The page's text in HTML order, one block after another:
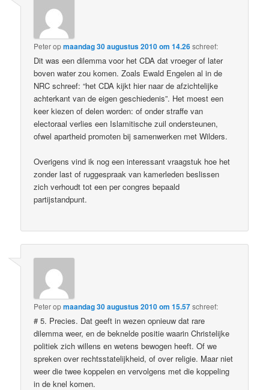
Peteropmaandag 30 augustus 2010 om 14.26schreef:
Dit was een dilemma voor het CDA dat vroeger of later
boven water zou komen. Zoals Ewald Engelen al in de
NRC schreef: “het CDA kijkt hier naar de afzichtelijke
achterkant van de eigen geschiedenis”. Het moest een
keer kiezen of delen worden: of onder straffe van
electoraal verlies een Islamitische zuil ondersteunen,
ofwel apartheid promoten bij samenwerken met Wilders.
Overigens vind ik nog een interessant vraagstuk hoe het
zonder last of ruggespraak van kamerleden beslissen
zich verhoudt tot een per congres bepaald
partijstandpunt.
Peteropmaandag 30 augustus 2010 om 15.57schreef:
# 5. Precies. Dat geeft in wezen opnieuw dat rare
dilemma weer, en de beknelde positie waarin Christelijke
politiek zich willens en wetens bewogen heeft. Of we
spreken over rechtsstatelijkheid, of over religie. Maar niet
weer die twee koppelen en vervolgens met die koppeling
in de knel komen.